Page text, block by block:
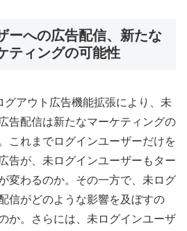
ーへの広告配信、新たな
ティングの可能性
グアウト広告機能拡張により、未
告配信は新たなマーケティングの
これまでログインユーザーだけを
告が、未ログインユーザーもター
変わるのか。その一方で、未ログ
信がどのような影響を及ぼすの
か。さらには、未ログインユーザ